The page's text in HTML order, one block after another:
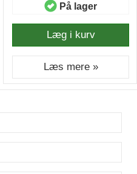
På lager
Læg i kurv
Læs mere »